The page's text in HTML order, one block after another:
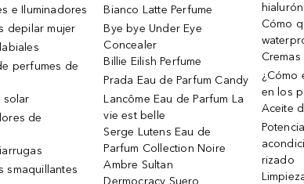
e Iluminadores
depilar mujer
perfumes de
solar
de
smaquillantes
Bianco Latte Perfume
Bye bye Under Eye
Concealer
Billie Eilish Perfume
Prada Eau de Parfum Candy
Lancôme Eau de Parfum La
vie est belle
Serge Lutens Eau de
Parfum Collection Noire
Ambre Sultan
Dermocracy Suero
Cómo
¿Cómo
en los
Aceite
rizado